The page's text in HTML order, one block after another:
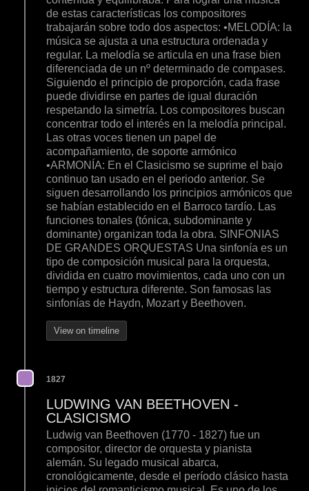
de estas características los compositores
trabajarán sobre todo dos aspectos: •MELODÍA: la
música se ajusta a una estructura ordenada y
regular. La melodía se articula en una frase bien
diferenciada de un nº determinado de compases.
Siguiendo el principio de proporción, cada frase
puede dividirse en partes de igual duración
respetando la simetría. Los compositores buscan
concentrar todo el interés en la melodía principal.
Las otras voces tienen un papel de
acompañamiento, de soporte armónico
•ARMONÍA: En el Clasicismo se suprime el bajo
continuo tan usado en el periodo anterior. Se
siguen desarrollando los principios armónicos que
se habían establecido en el Barroco tardío. Las
funciones tonales (tónica, subdominante y
dominante) organizan toda la obra. SINFONIAS
DE GRANDES ORQUESTAS Una sinfonía es un
tipo de composición musical para la orquesta,
dividida en cuatro movimientos, cada uno con un
tiempo y estructura diferente. Son famosas las
sinfonías de Haydn, Mozart y Beethoven.
View on timeline
1827
LUDWING VAN BEETHOVEN -
CLASICISMO
Ludwig van Beethoven (1770 - 1827) fue un
compositor, director de orquesta y pianista
alemán. Su legado musical abarca,
cronológicamente, desde el período clásico hasta